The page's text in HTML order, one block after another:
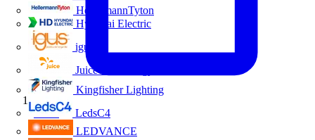
HellermannTyton
Hyundai Electric
igus
Juice Technology
Kingfisher Lighting
LedsC4
LEDVANCE
Inicio